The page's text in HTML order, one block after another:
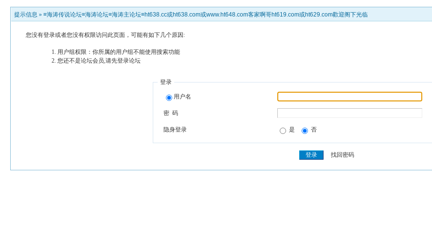
提示信息 » ≡海涛传说论坛≡海涛论坛≡海涛主论坛≡ht638.cc或ht638.com或www.ht648.com客家啊哥ht619.com或ht629.com歡迎阁下光临
您没有登录或者您没有权限访问此页面，可能有如下几个原因:
用户组权限：你所属的用户组不能使用搜索功能
您还不是论坛会员,请先登录论坛
登录
用户名
密 码
隐身登录 是 否
找回密码